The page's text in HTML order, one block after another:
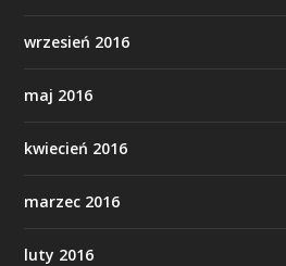
wrzesień 2016
maj 2016
kwiecień 2016
marzec 2016
luty 2016